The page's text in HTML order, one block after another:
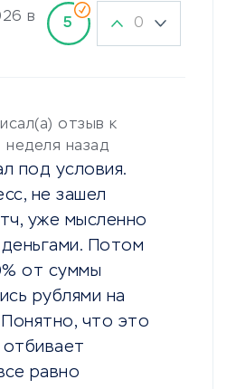
в
5 0
отзыв к
неделя назад
под условия.
не зашел
уже мысленно
Потом
от суммы
рублями на
что это
равно